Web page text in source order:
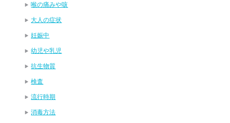
喉の痛みや咳
大人の症状
妊娠中
幼児や乳児
抗生物質
検査
流行時期
消毒方法